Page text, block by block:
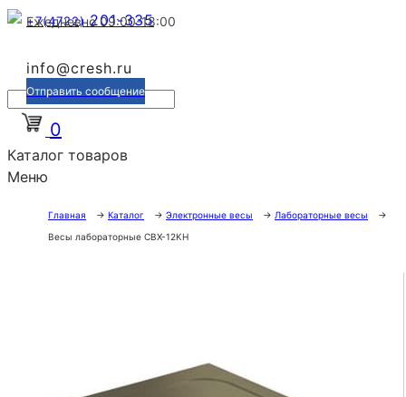
+7(4722)201-335
Ежедневно 09:00-18:00
info@cresh.ru
Отправить сообщение
0
Каталог товаров
Меню
Главная → Каталог → Электронные весы → Лабораторные весы
→
Весы лабораторные CBX-12KH